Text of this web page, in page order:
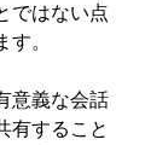
ではない点
。
意義な会話
有すること